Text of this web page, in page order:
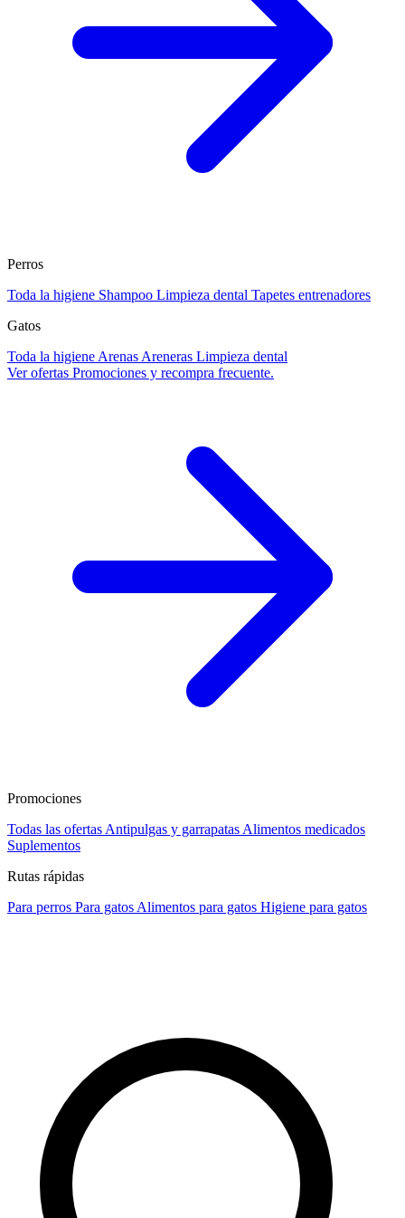
Perros
Toda la higiene Shampoo Limpieza dental Tapetes entrenadores
Gatos
Toda la higiene Arenas Areneras Limpieza dental
Ver ofertas Promociones y recompra frecuente.
Promociones
Todas las ofertas Antipulgas y garrapatas Alimentos medicados
Suplementos
Rutas rápidas
Para perros Para gatos Alimentos para gatos Higiene para gatos